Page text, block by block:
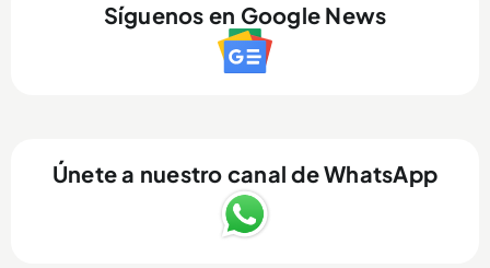
Síguenos en Google News
Únete a nuestro canal de WhatsApp